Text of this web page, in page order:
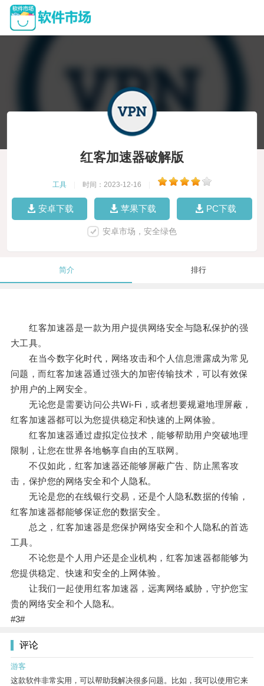
红客加速器破解版
工具 时间：2023-12-16
安卓下载 苹果下载 PC下载
安卓市场，安全绿色
简介 排行
红客加速器是一款为用户提供网络安全与隐私保护的强
大工具。
在当今数字化时代，网络攻击和个人信息泄露成为常见
问题，而红客加速器通过强大的加密传输技术，可以有效保
护用户的上网安全。
无论您是需要访问公共Wi-Fi，或者想要规避地理屏蔽，
红客加速器都可以为您提供稳定和快速的上网体验。
红客加速器通过虚拟定位技术，能够帮助用户突破地理
限制，让您在世界各地畅享自由的互联网。
不仅如此，红客加速器还能够屏蔽广告、防止黑客攻
击，保护您的网络安全和个人隐私。
无论是您的在线银行交易，还是个人隐私数据的传输，
红客加速器都能够保证您的数据安全。
总之，红客加速器是您保护网络安全和个人隐私的首选
工具。
不论您是个人用户还是企业机构，红客加速器都能够为
您提供稳定、快速和安全的上网体验。
让我们一起使用红客加速器，远离网络威胁，守护您宝
贵的网络安全和个人隐私。
#3#
评论
游客
这款软件非常实用，可以帮助我解决很多问题。比如，我可以使用它来